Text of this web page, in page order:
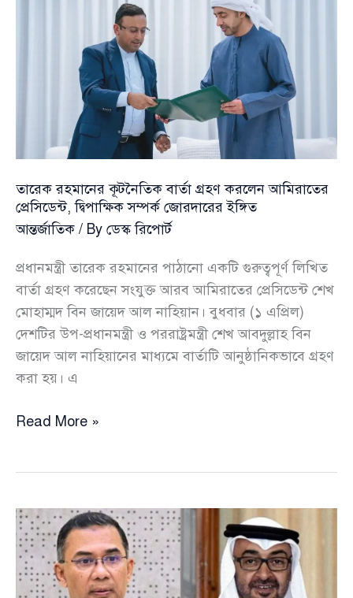
তারেক রহমানের কূটনৈতিক বার্তা গ্রহণ করলেন আমিরাতের
প্রেসিডেন্ট, দ্বিপাক্ষিক সম্পর্ক জোরদারের ইঙ্গিত
আন্তর্জাতিক / By ডেস্ক রিপোর্ট
প্রধানমন্ত্রী তারেক রহমানের পাঠানো একটি গুরুত্বপূর্ণ লিখিত
বার্তা গ্রহণ করেছেন সংযুক্ত আরব আমিরাতের প্রেসিডেন্ট শেখ
মোহাম্মদ বিন জায়েদ আল নাহিয়ান। বুধবার (১ এপ্রিল)
দেশটির উপ-প্রধানমন্ত্রী ও পররাষ্ট্রমন্ত্রী শেখ আবদুল্লাহ বিন
জায়েদ আল নাহিয়ানের মাধ্যমে বার্তাটি আনুষ্ঠানিকভাবে গ্রহণ
করা হয়। এ
তারেক
গ্রহণ
করলেন
আমিরাতের
প্রেসিডেন্ট,
Read More »